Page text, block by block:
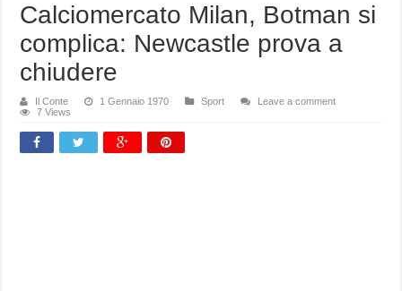
Calciomercato Milan, Botman si
complica: Newcastle prova a
chiudere
Il Conte 1 Gennaio 1970 Sport
Leave a comment
7 Views